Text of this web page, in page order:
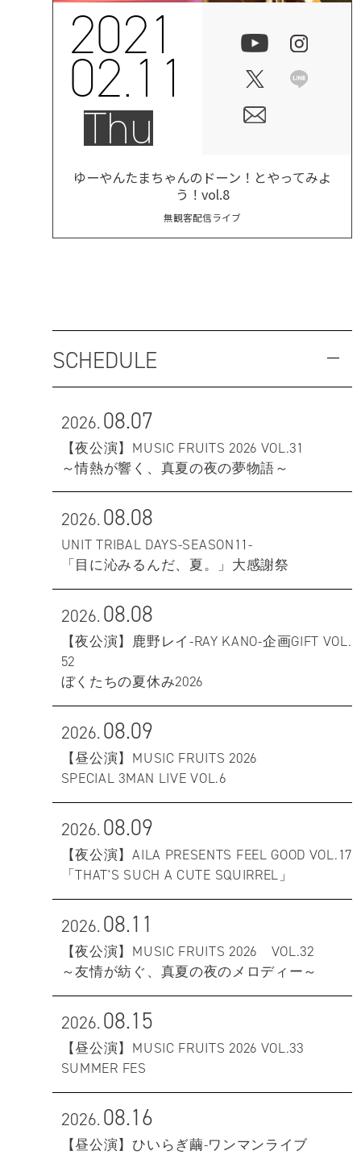
2021
02.11
Thu
ゆーやんたまちゃんのドーン！とやってみよ
う！vol.8
無観客配信ライブ
SCHEDULE
2026.08.07
【夜公演】MUSIC FRUITS 2026 VOL.31
～情熱が響く、真夏の夜の夢物語～
2026.08.08
UNIT TRIBAL DAYS-SEASON11-
「目に沁みるんだ、夏。」大感謝祭
2026.08.08
【夜公演】鹿野レイ-RAY KANO-企画GIFT VOL.
52
ぼくたちの夏休み2026
2026.08.09
【昼公演】MUSIC FRUITS 2026
SPECIAL 3MAN LIVE VOL.6
2026.08.09
【夜公演】AILA PRESENTS FEEL GOOD VOL.17
「THAT'S SUCH A CUTE SQUIRREL」
2026.08.11
【夜公演】MUSIC FRUITS 2026 VOL.32
～友情が紡ぐ、真夏の夜のメロディー～
2026.08.15
【昼公演】MUSIC FRUITS 2026 VOL.33
SUMMER FES
2026.08.16
【昼公演】ひいらぎ繭-ワンマンライブ